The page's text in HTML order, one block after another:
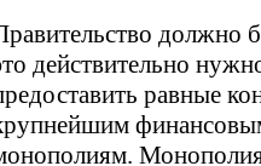
должно
действительно
равные